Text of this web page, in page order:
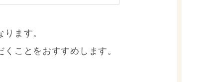
ます。
ことをおすすめします。